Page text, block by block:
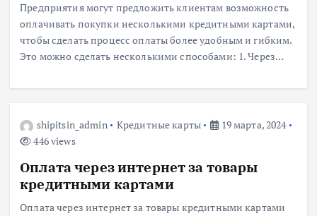
Предприятия могут предложить клиентам возможность
оплачивать покупки несколькими кредитными картами,
чтобы сделать процесс оплаты более удобным и гибким.
Это можно сделать несколькими способами: 1. Через…
shipitsin_admin Кредитные карты
19 марта, 2024
446 views
Оплата через интернет за товары
кредитными картами
Оплата через интернет за товары кредитными картами